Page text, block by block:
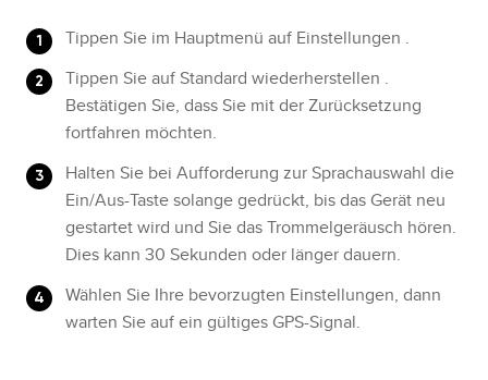
Tippen Sie im Hauptmenü auf Einstellungen .
Tippen Sie auf Standard wiederherstellen .
Bestätigen Sie, dass Sie mit der Zurücksetzung
fortfahren möchten.
Halten Sie bei Aufforderung zur Sprachauswahl die
Ein/Aus-Taste solange gedrückt, bis das Gerät neu
gestartet wird und Sie das Trommelgeräusch hören.
Dies kann 30 Sekunden oder länger dauern.
Wählen Sie Ihre bevorzugten Einstellungen, dann
warten Sie auf ein gültiges GPS-Signal.